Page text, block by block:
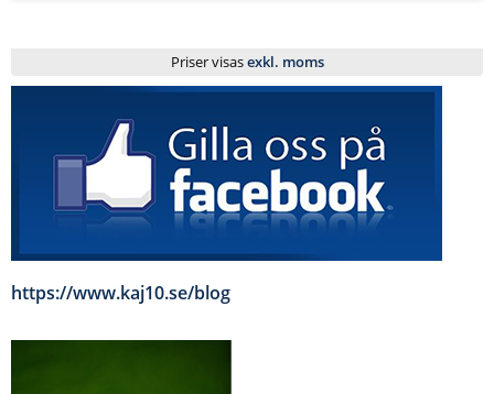
Priser visasexkl. moms
https://www.kaj10.se/blog